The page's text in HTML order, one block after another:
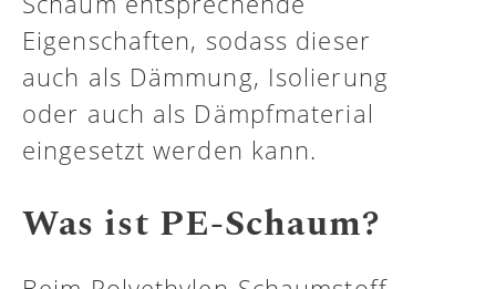
Eigenschaften, sodass dieser
auch als Dämmung, Isolierung
oder auch als Dämpfmaterial
eingesetzt werden kann.
Was ist PE-Schaum?